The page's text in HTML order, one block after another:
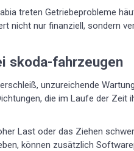
treten Getriebeprobleme
nicht nur finanziell, sondern
skoda-fahrzeugen
unzureichende
die im Laufe der Zeit
Last oder das Ziehen
können zusätzlich